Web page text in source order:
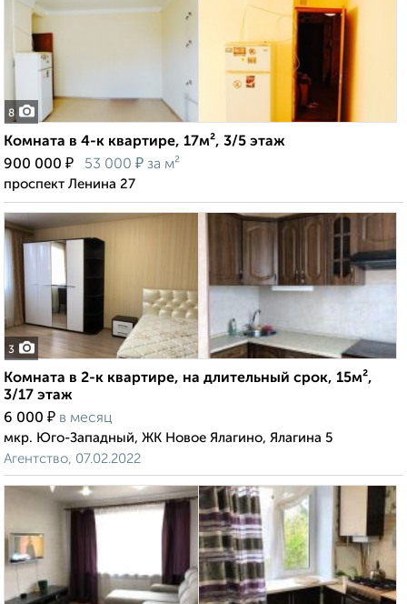
8
Комната в 4-к квартире, 17м², 3/5 этаж
900 000 ₽ 53 000 ₽ за м²
проспект Ленина 27
3
Комната в 2-к квартире, на длительный срок, 15м²,
3/17 этаж
6 000 ₽ в месяц
мкр. Юго-Западный, ЖК Новое Ялагино, Ялагина 5
Агентство, 07.02.2022